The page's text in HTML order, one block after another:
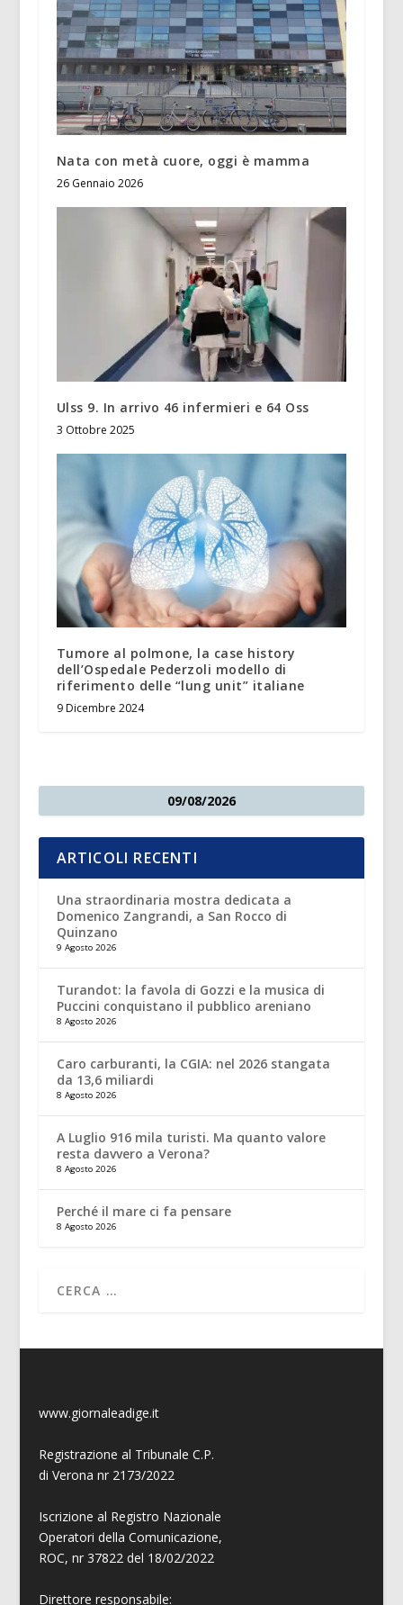
Nata con metà cuore, oggi è mamma
26 Gennaio 2026
Ulss 9. In arrivo 46 infermieri e 64 Oss
3 Ottobre 2025
Tumore al polmone, la case history
dell’Ospedale Pederzoli modello di
riferimento delle “lung unit” italiane
9 Dicembre 2024
09/08/2026
ARTICOLI RECENTI
Una straordinaria mostra dedicata a
Domenico Zangrandi, a San Rocco di
Quinzano
9 Agosto 2026
Turandot: la favola di Gozzi e la musica di
Puccini conquistano il pubblico areniano
8 Agosto 2026
Caro carburanti, la CGIA: nel 2026 stangata
da 13,6 miliardi
8 Agosto 2026
A Luglio 916 mila turisti. Ma quanto valore
resta davvero a Verona?
8 Agosto 2026
Perché il mare ci fa pensare
8 Agosto 2026
www.giornaleadige.it
Registrazione al Tribunale C.P.
di Verona nr 2173/2022
Iscrizione al Registro Nazionale
Operatori della Comunicazione,
ROC, nr 37822 del 18/02/2022
Direttore responsabile: